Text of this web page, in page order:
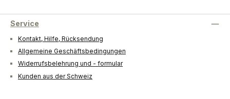
Service
Kontakt, Hilfe, Rücksendung
Allgemeine Geschäftsbedingungen
Widerrufsbelehrung und - formular
Kunden aus der Schweiz